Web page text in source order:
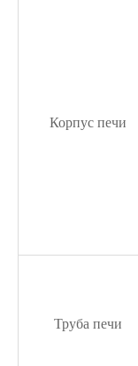
Корпус печи
Труба печи